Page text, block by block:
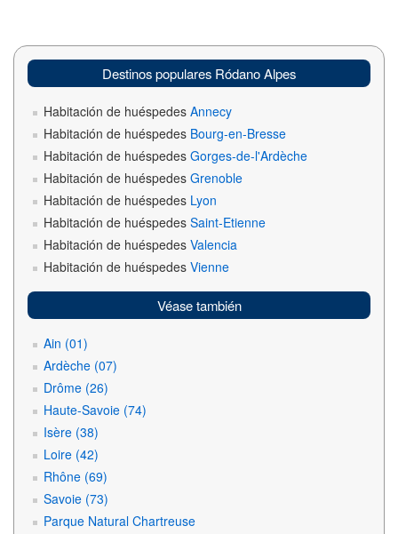
Destinos populares Ródano Alpes
Habitación de huéspedes Annecy
Habitación de huéspedes Bourg-en-Bresse
Habitación de huéspedes Gorges-de-l'Ardèche
Habitación de huéspedes Grenoble
Habitación de huéspedes Lyon
Habitación de huéspedes Saint-Etienne
Habitación de huéspedes Valencia
Habitación de huéspedes Vienne
Véase también
Ain (01)
Ardèche (07)
Drôme (26)
Haute-Savoie (74)
Isère (38)
Loire (42)
Rhône (69)
Savoie (73)
Parque Natural Chartreuse